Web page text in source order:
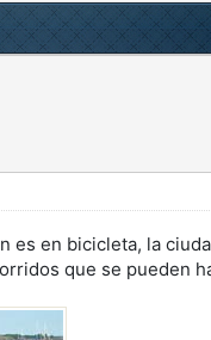
es en bicicleta, la
que se pueden